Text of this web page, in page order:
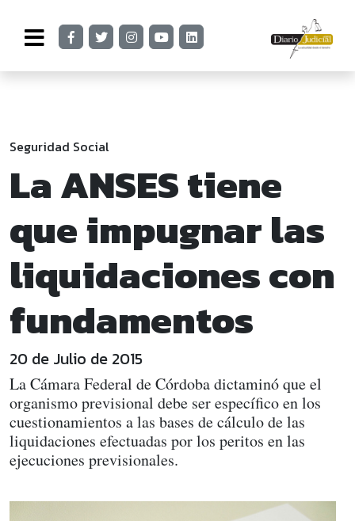
Seguridad Social
La ANSES tiene
que impugnar las
liquidaciones con
fundamentos
20 de Julio de 2015
La Cámara Federal de Córdoba dictaminó que el
organismo previsional debe ser específico en los
cuestionamientos a las bases de cálculo de las
liquidaciones efectuadas por los peritos en las
ejecuciones previsionales.